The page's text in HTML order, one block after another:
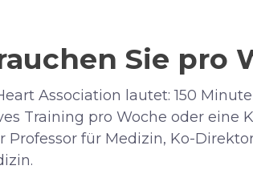
Sie pro
Association lautet: 150
Training pro Woche oder eine
für Medizin, Ko-